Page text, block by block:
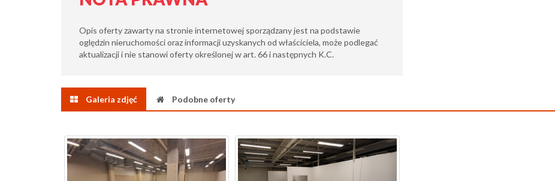
Opis oferty zawarty na stronie internetowej sporządzany jest na podstawie
oględzin nieruchomości oraz informacji uzyskanych od właściciela, może podlegać
aktualizacji i nie stanowi oferty określonej w art. 66 i następnych K.C.
Galeria zdjęć Podobne oferty